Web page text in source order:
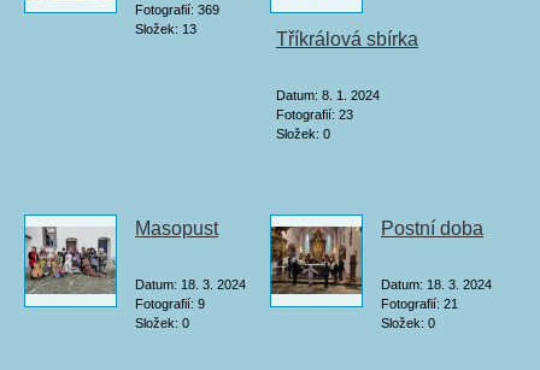
Fotografií: 369
Složek: 13
Tříkrálová sbírka
Datum: 8. 1. 2024
Fotografií: 23
Složek: 0
Masopust
Datum: 18. 3. 2024
Fotografií: 9
Složek: 0
Postní doba
Datum: 18. 3. 2024
Fotografií: 21
Složek: 0